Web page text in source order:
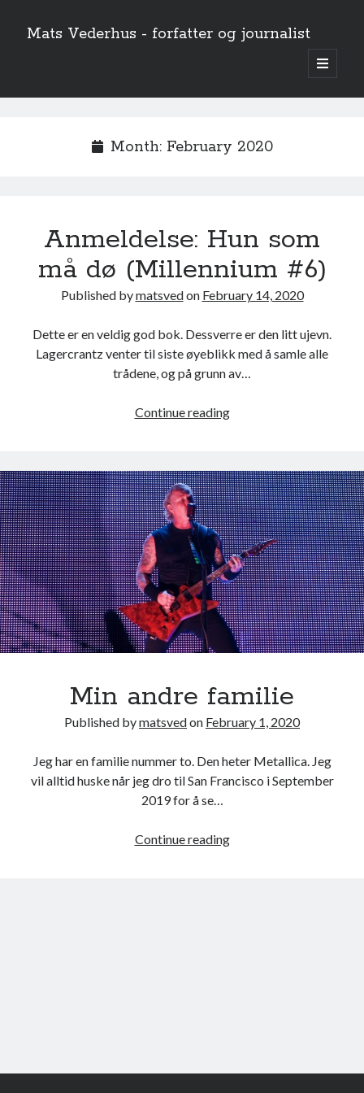
Mats Vederhus - forfatter og journalist
open
primary
Month: February 2020
Anmeldelse: Hun som
må dø (Millennium #6)
Published bymatsvedon February 14, 2020
Dette er en veldig god bok. Dessverre er den litt ujevn.
Lagercrantz venter til siste øyeblikk med å samle alle
trådene, og på grunn av…
Continue readingAnmeldelse:
må
dø
(Millennium
#6)
Min andre familie
Published bymatsvedon February 1, 2020
Jeg har en familie nummer to. Den heter Metallica. Jeg
vil alltid huske når jeg dro til San Francisco i September
2019 for å se…
Continue readingMin